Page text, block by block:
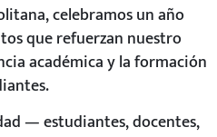
celebramos un año
que refuerzan nuestro
académica y la formación
— estudiantes, docentes,